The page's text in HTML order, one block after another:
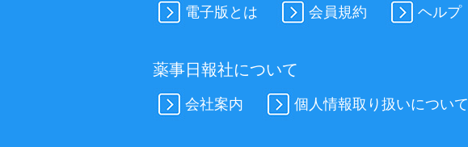
電子版とは 会員規約 ヘルプ
薬事日報社について
会社案内 個人情報取り扱いについて